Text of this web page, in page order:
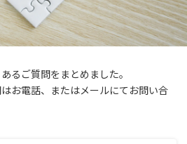
るご質問をまとめました。
お電話、またはメールにてお問い合